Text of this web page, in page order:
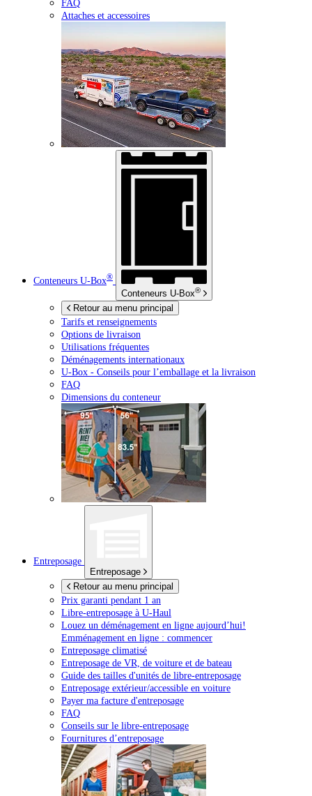
FAQ
Attaches et accessoires
Conteneurs U-Box®
Conteneurs U-Box®
Retour au menu principal
Tarifs et renseignements
Options de livraison
Utilisations fréquentes
Déménagements internationaux
U-Box - Conseils pour l’emballage et la livraison
FAQ
Dimensions du conteneur
Entreposage
Entreposage
Retour au menu principal
Prix garanti pendant 1 an
Libre-entreposage à U-Haul
Louez un déménagement en ligne aujourd’hui!
Emménagement en ligne : commencer
Entreposage climatisé
Entreposage de VR, de voiture et de bateau
Guide des tailles d'unités de libre-entreposage
Entreposage extérieur/accessible en voiture
Payer ma facture d'entreposage
FAQ
Conseils sur le libre-entreposage
Fournitures d’entreposage